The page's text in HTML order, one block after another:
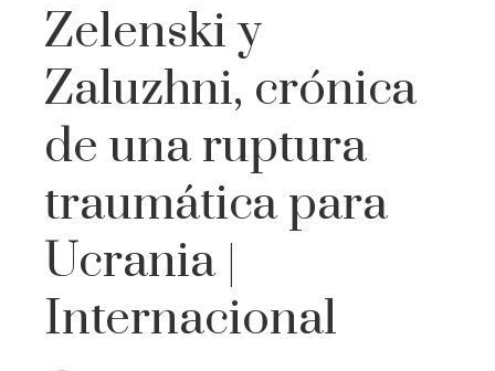
Zelenski y
Zaluzhni, crónica
de una ruptura
traumática para
Ucrania |
Internacional